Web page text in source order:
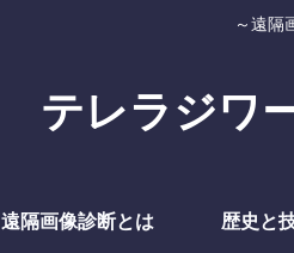
～遠隔
テレラジワ
遠隔画像診断とは 歴史と